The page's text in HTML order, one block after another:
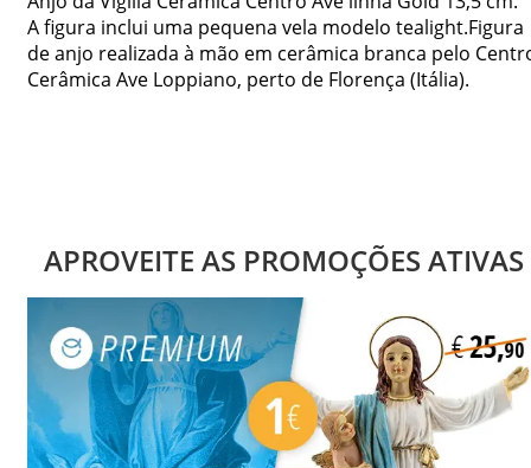
A figura inclui uma pequena vela modelo tealight.Figura
de anjo realizada à mão em cerâmica branca pelo
Cerâmica Ave Loppiano, perto de Florença (Itália).
APROVEITE AS PROMOÇÕES ATIVAS